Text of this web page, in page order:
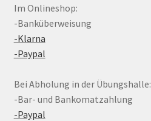
Im Onlineshop:
-Banküberweisung
-Klarna
-Paypal
Bei Abholung in der Übungshalle:
-Bar- und Bankomatzahlung
-Paypal